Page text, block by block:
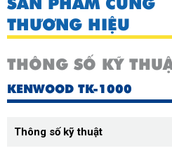
THƯƠNG HIỆU
THÔNG SỐ KỸ
KENWOOD TK-1000
Thông số kỹ thuật